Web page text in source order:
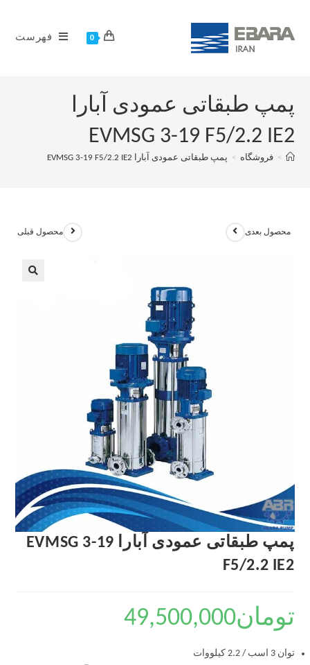
0 فهرست
پمپ طبقاتی عمودی آبارا
EVMSG 3-19 F5/2.2 IE2
> فروشگاه > پمپ طبقاتی عمودی آبارا EVMSG 3-19 F5/2.2 IE2
محصول قبلی محصول بعدی
پمپ طبقاتی عمودی آبارا EVMSG 3-19
F5/2.2 IE2
تومان49,500,000
توان 3 اسب / 2.2 کیلووات